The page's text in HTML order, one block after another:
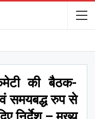
की बैठक-
समयबद्ध रुप से